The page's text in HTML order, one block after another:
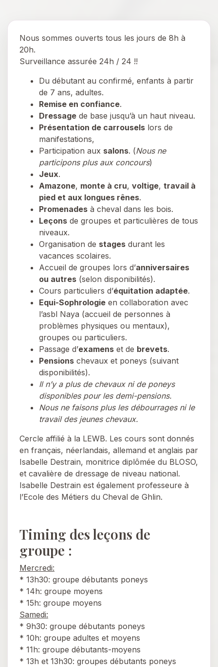
Nous sommes ouverts tous les jours de 8h à
20h.
Surveillance assurée 24h / 24 !!
Du débutant au confirmé, enfants à partir
de 7 ans, adultes.
Remise en confiance.
Dressage de base jusqu’à un haut niveau.
Présentation de carrousels lors de
manifestations,
Participation aux salons. (Nous ne
participons plus aux concours)
Jeux.
Amazone, monte à cru, voltige, travail à
pied et aux longues rênes.
Promenades à cheval dans les bois.
Leçons de groupes et particulières de tous
niveaux.
Organisation de stages durant les
vacances scolaires.
Accueil de groupes lors d’anniversaires
ou autres (selon disponibilités).
Cours particuliers d’équitation adaptée.
Equi-Sophrologie en collaboration avec
l’asbl Naya (accueil de personnes à
problèmes physiques ou mentaux),
groupes ou particuliers.
Passage d’examens et de brevets.
Pensions chevaux et poneys (suivant
disponibilités).
Il n’y a plus de chevaux ni de poneys
disponibles pour les demi-pensions.
Nous ne faisons plus les débourrages ni le
travail des jeunes chevaux.
Cercle affilié à la LEWB. Les cours sont donnés
en français, néerlandais, allemand et anglais par
Isabelle Destrain, monitrice diplômée du BLOSO,
et cavalière de dressage de niveau national.
Isabelle Destrain est également professeure à
l’Ecole des Métiers du Cheval de Ghlin.
Timing des leçons de
groupe :
Mercredi:
* 13h30: groupe débutants poneys
* 14h: groupe moyens
* 15h: groupe moyens
Samedi:
* 9h30: groupe débutants poneys
* 10h: groupe adultes et moyens
* 11h: groupe débutants-moyens
* 13h et 13h30: groupes débutants poneys